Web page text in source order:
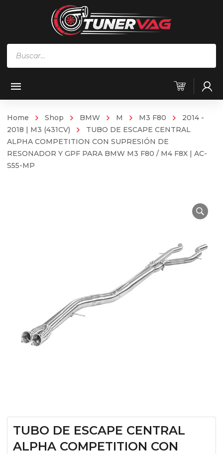
Home Shop BMW M M3 F80
2014 -
2018 | M3 (431CV)
TUBO DE ESCAPE CENTRAL
ALPHA COMPETITION CON SUPRESIÓN DE
RESONADOR Y GPF PARA BMW M3 F80 / M4 F8X | AC-
S55-MP
TUBO DE ESCAPE CENTRAL
ALPHA COMPETITION CON